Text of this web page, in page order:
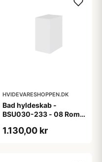
HVIDEVARESHOPPEN.DK
Bad hyldeskab -
BSU030-233 - 08 Roma
1.130,00 kr